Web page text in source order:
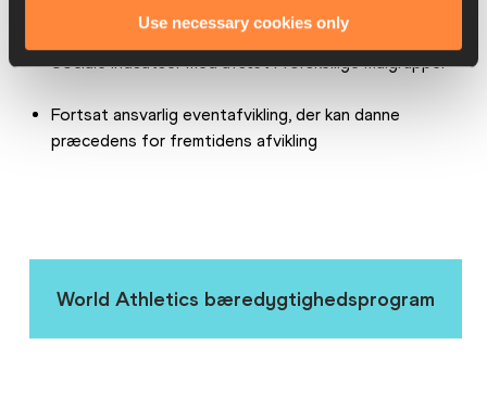
Use necessary cookies only
Sociale indsatser med afsæt i forskellige målgrupper
Fortsat ansvarlig eventafvikling, der kan danne
præcedens for fremtidens afvikling
World Athletics bæredygtighedsprogram